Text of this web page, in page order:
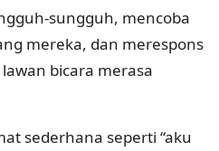
sungguh, mencoba
mereka, dan merespons
bicara merasa
sederhana seperti “aku